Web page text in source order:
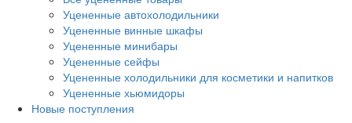
Уцененные автохолодильники
Уцененные винные шкафы
Уцененные минибары
Уцененные сейфы
Уцененные холодильники для косметики и напитков
Уцененные хьюмидоры
Новые поступления